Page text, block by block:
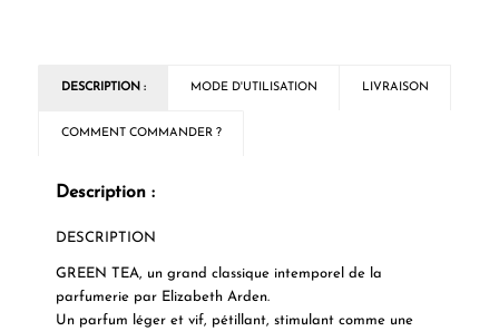
DESCRIPTION : MODE D'UTILISATION LIVRAISON
COMMENT COMMANDER ?
Description :
DESCRIPTION
GREEN TEA, un grand classique intemporel de la
parfumerie par Elizabeth Arden.
Un parfum léger et vif, pétillant, stimulant comme une